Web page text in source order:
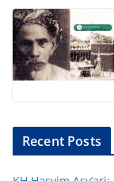
Recent Posts